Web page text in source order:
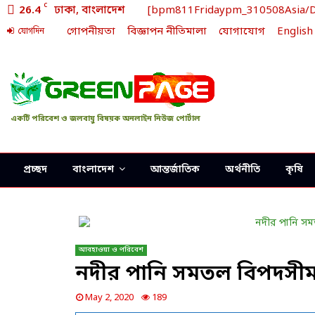
26.4 C ঢাকা, বাংলাদেশ [bpm811Fridaypm_310508Asia/
যোগদিন গোপনীয়তা বিজ্ঞাপন নীতিমালা যোগাযোগ
একটি পরিবেশ ও জলবায়ু বিষয়ক অনলাইন নিউজ পোর্টাল
প্রচ্ছদ বাংলাদেশ আন্তর্জাতিক অর্থনীতি কৃষি
আবহাওয়া ও পরিবেশ
নদীর পানি সমতল
May 2, 2020 189